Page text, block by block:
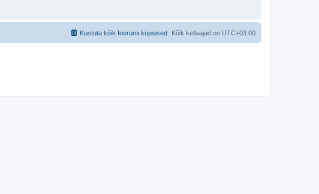
Kõik kellaajad on UTC+03:00
Kustuta kõik foorumi küpsised